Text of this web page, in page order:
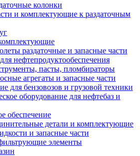
колонки
и комплектующие к раздаточным
раздаточные и запасные части
нефтепродуктообеспечения
пасты, пломбираторы
агрегаты и запасные части
для бензовозов и грузовой техники
оборудование для нефтебаз и
обеспечение
детали и комплектующие
и запасные части
элементы